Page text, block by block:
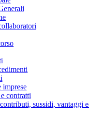
contratti
sussidi, vantaggi